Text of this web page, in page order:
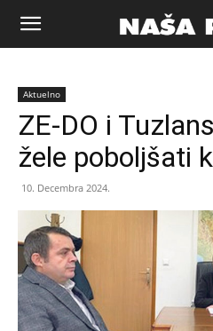
Naša
riječ
Aktuelno
ZE-DO i
žele poboljšati
10. Decembra 2024.